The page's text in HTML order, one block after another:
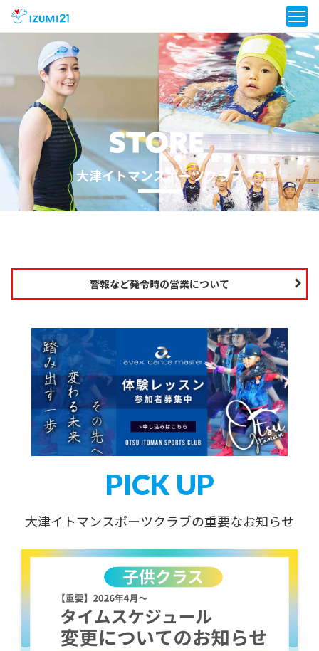
大津イトマンスポーツクラブ
警報など発令時の営業について
PICK UP
大津イトマンスポーツクラブの重要なお知らせ